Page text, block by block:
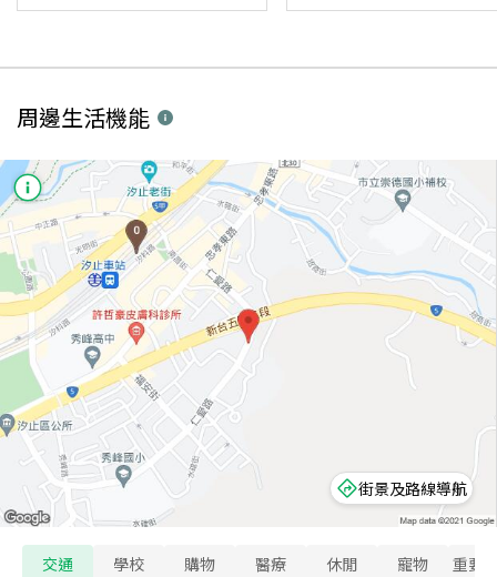
周邊生活機能
街景及路線導航
交通 學校 購物 醫療 休閒 寵物 重要